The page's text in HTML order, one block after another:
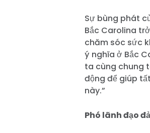
Sự bùng phát
Bắc Carolina
chăm sóc sức
ý nghĩa ở Bắc
ta cùng chung
động để giúp
này.”
Phó lãnh đạo